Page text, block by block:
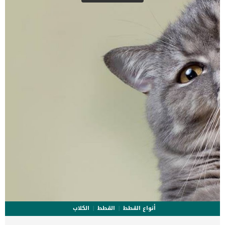
لماذا يتم تجفيف الغشاء المخاطى عند الكلاب ؟ تشخيص الطبيب البيطرى
لحالة الكلب توجه الى العيادة البيطرية عندما تلاحظ العلامات المذكور
سابقا على كلبك, فهذه الحالة المرضية تحتاج الى فحص طبى شامل
لمحاولة تخفيف الانزعاج على الكلب. سوف تحتاج إلى تقديم تاريخ شامل
لصحة كلبك […]
أنواع القطط القطط
الكلاب